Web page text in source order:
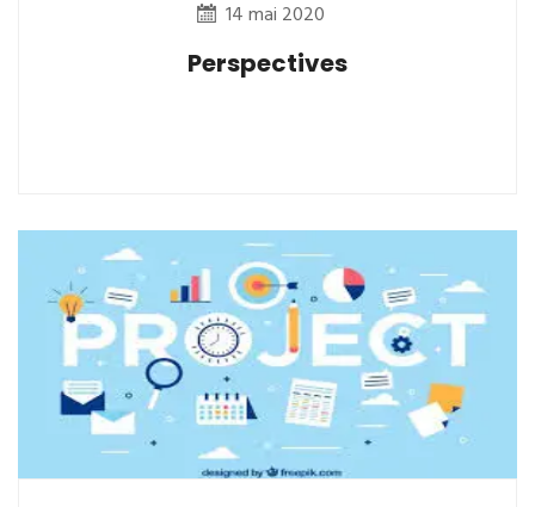
14 mai 2020
Perspectives